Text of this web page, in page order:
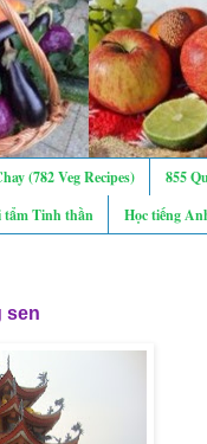
(782 Veg Recipes) 855
tẩm Tinh thần Học tiếng
sen